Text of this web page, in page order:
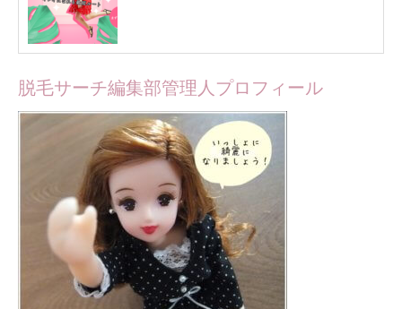
脱毛サーチ編集部管理人プロフィール